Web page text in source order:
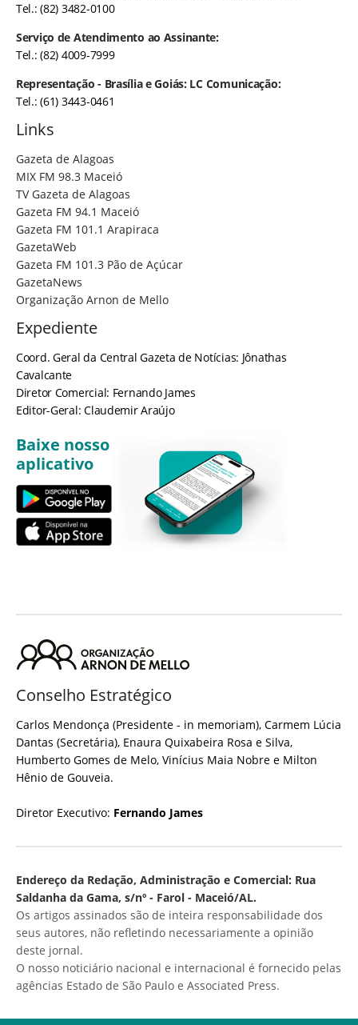
Tel.: (82) 3482-0100
Serviço de Atendimento ao Assinante:
Tel.: (82) 4009-7999
Representação - Brasília e Goiás: LC Comunicação:
Tel.: (61) 3443-0461
Links
Gazeta de Alagoas
MIX FM 98.3 Maceió
TV Gazeta de Alagoas
Gazeta FM 94.1 Maceió
Gazeta FM 101.1 Arapiraca
GazetaWeb
Gazeta FM 101.3 Pão de Açúcar
GazetaNews
Organização Arnon de Mello
Expediente
Coord. Geral da Central Gazeta de Notícias: Jônathas
Cavalcante
Diretor Comercial: Fernando James
Editor-Geral: Claudemir Araújo
Baixe nosso
aplicativo
Conselho Estratégico
Carlos Mendonça (Presidente - in memoriam), Carmem Lúcia
Dantas (Secretária), Enaura Quixabeira Rosa e Silva,
Humberto Gomes de Melo, Vinícius Maia Nobre e Milton
Hênio de Gouveia.
Diretor Executivo: Fernando James
Endereço da Redação, Administração e Comercial: Rua
Saldanha da Gama, s/nº - Farol - Maceió/AL.
Os artigos assinados são de inteira responsabilidade dos
seus autores, não refletindo necessariamente a opinião
deste jornal.
O nosso noticiário nacional e internacional é fornecido pelas
agências Estado de São Paulo e Associated Press.